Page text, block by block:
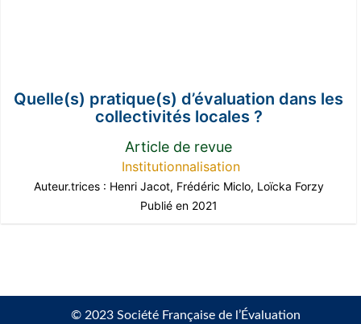
Quelle(s) pratique(s) d’évaluation dans les
collectivités locales ?
Article de revue
Institutionnalisation
Auteur.trices : Henri Jacot, Frédéric Miclo, Loïcka Forzy
Publié en 2021
© 2023 Société Française de l’Évaluation